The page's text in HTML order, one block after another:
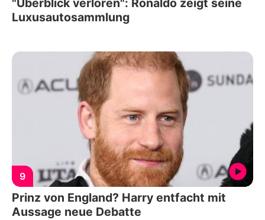
Luxusautosammlung
9
Prinz von England? Harry entfacht mit
Aussage neue Debatte